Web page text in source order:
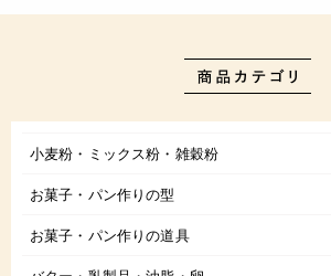
小麦粉・ミックス粉・雑穀粉
お菓子・パン作りの型
お菓子・パン作りの道具